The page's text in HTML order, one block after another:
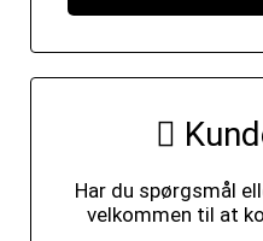
Har du spørgsmål
velkommen til at